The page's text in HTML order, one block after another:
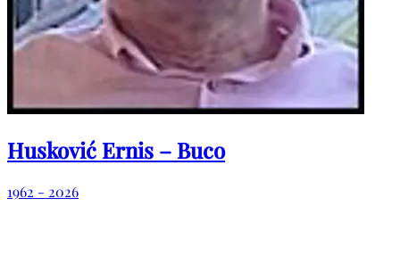
Husković Ernis – Buco
1962 - 2026